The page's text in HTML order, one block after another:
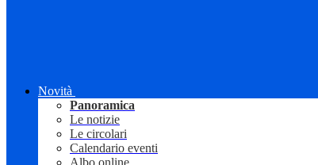
Novità
Panoramica
Le notizie
Le circolari
Calendario eventi